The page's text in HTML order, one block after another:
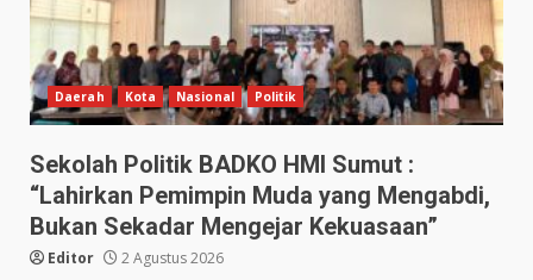
Daerah Kota Nasional Politik
Sekolah Politik BADKO HMI Sumut :
“Lahirkan Pemimpin Muda yang Mengabdi,
Bukan Sekadar Mengejar Kekuasaan”
Editor 2 Agustus 2026